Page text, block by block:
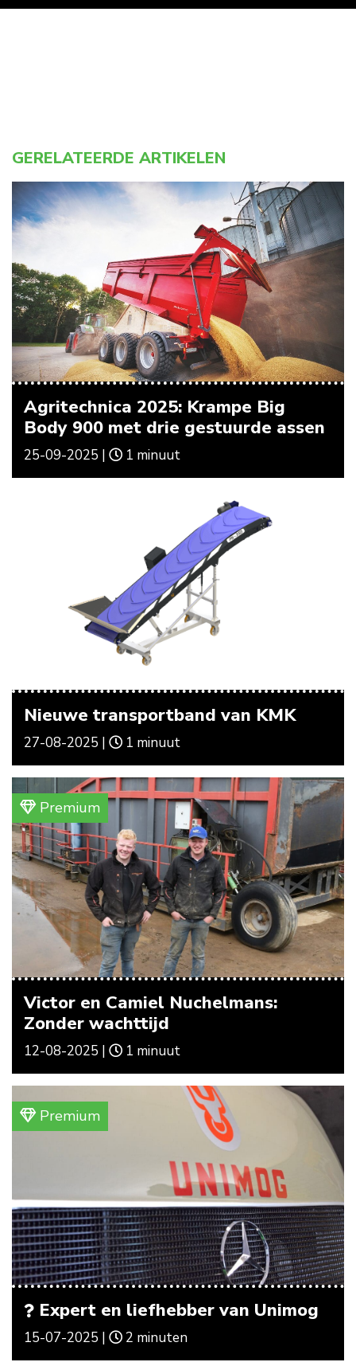
GERELATEERDE ARTIKELEN
Agritechnica 2025: Krampe Big
Body 900 met drie gestuurde assen
25-09-2025 | 1 minuut
Nieuwe transportband van KMK
27-08-2025 | 1 minuut
Premium
Victor en Camiel Nuchelmans:
Zonder wachttijd
12-08-2025 | 1 minuut
Premium
Expert en liefhebber van Unimog
15-07-2025 | 2 minuten